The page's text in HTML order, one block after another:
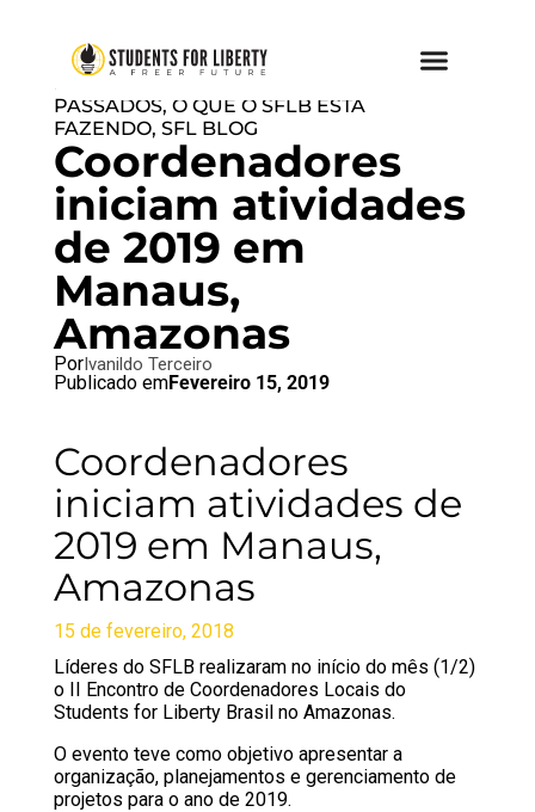
BRAZIL BLOG
EVENTOS
PASSADOS, O QUE O SFLB ESTÁ
FAZENDO, SFL BLOG
Coordenadores
iniciam atividades
de 2019 em
Manaus,
Amazonas
PorIvanildo Terceiro
Publicado emFevereiro 15, 2019
Coordenadores
iniciam atividades de
2019 em Manaus,
Amazonas
15 de fevereiro, 2018
Líderes do SFLB realizaram no início do mês (1/2)
o II Encontro de Coordenadores Locais do
Students for Liberty Brasil no Amazonas.
O evento teve como objetivo apresentar a
organização, planejamentos e gerenciamento de
projetos para o ano de 2019.